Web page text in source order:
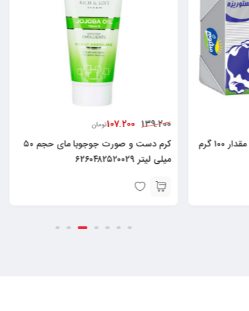
میهن مقدار ۱۰۰ گرم
107.200تومان
کرم دست و صورت جوجوبا مای حجم ۵۰